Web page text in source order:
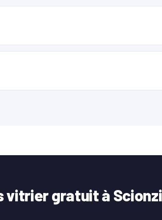
vitrier gratuit à